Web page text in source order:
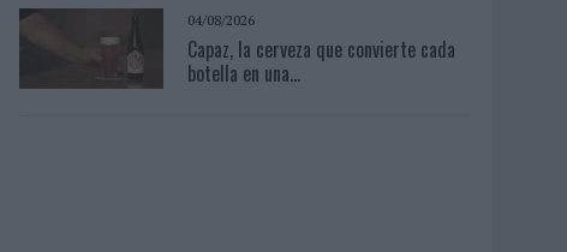
04/08/2026
Capaz, la cerveza que convierte cada
botella en una...